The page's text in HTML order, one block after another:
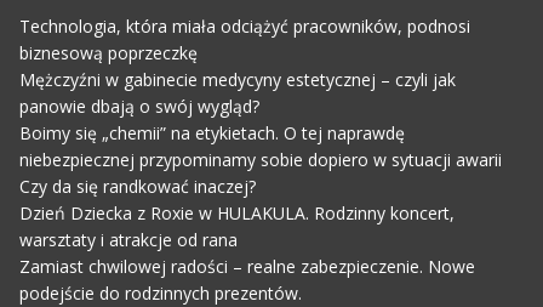
Technologia, która miała odciążyć pracowników, podnosi
biznesową poprzeczkę
Mężczyźni w gabinecie medycyny estetycznej – czyli jak
panowie dbają o swój wygląd?
Boimy się „chemii” na etykietach. O tej naprawdę
niebezpiecznej przypominamy sobie dopiero w sytuacji awarii
Czy da się randkować inaczej?
Dzień Dziecka z Roxie w HULAKULA. Rodzinny koncert,
warsztaty i atrakcje od rana
Zamiast chwilowej radości – realne zabezpieczenie. Nowe
podejście do rodzinnych prezentów.